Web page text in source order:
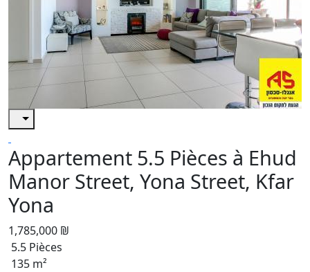
Appartement 5.5 Pièces à Ehud
Manor Street, Yona Street, Kfar
Yona
1,785,000 ₪
5.5 Pièces
135 m²